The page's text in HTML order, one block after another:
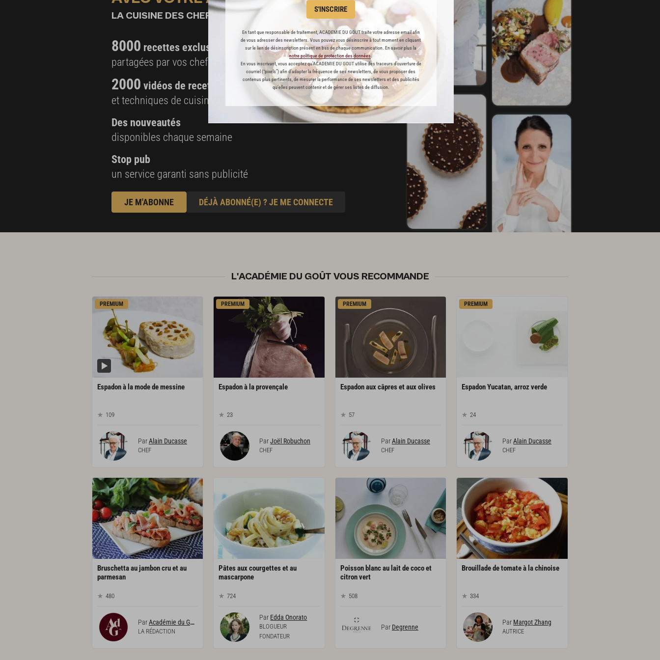
S'INSCRIRE
En tant que responsable de traitement, ACADEMIE DU GOUT traite votre adresse email afin
de vous adresser des newsletters. Vous pouvez vous désinscrire à tout moment en cliquant
sur le lien de désinscription présent en bas de chaque communication. En savoir plus la
notre politique de protection des données.
En vous inscrivant, vous acceptez qu'ACADEMIE DU GOUT utilise des traceurs d’ouverture de
courriel (“pixels”) afin d’adapter la fréquence de ses newsletters, de vous proposer des
contenus plus pertinents, de mesurer la performance de ses newsletters et des publicités
qu’elles peuvent contenir et de gérer ses listes de diffusion.
LA CUISINE DES CHEFS, ENFIN ACCESSIBLE !
8000 recettes exclusives
partagées par vos chefs préférés
2000 vidéos de recettes
et techniques de cuisine et pâtisserie
Des nouveautés
disponibles chaque semaine
Stop pub
un service garanti sans publicité
JE M'ABONNE DÉJÀ ABONNÉ(E) ? JE ME CONNECTE
L'ACADÉMIE DU GOÛT VOUS RECOMMANDE
PREMIUM
Espadonà lamodedemessine
109
ParAlain Ducasse
CHEF
PREMIUM
Espadonà laprovençale
23
ParJoël Robuchon
CHEF
PREMIUM
Espadonauxcâpresetauxolives
57
ParAlain Ducasse
CHEF
PREMIUM
EspadonYucatan, arrozverde
24
ParAlain Ducasse
CHEF
Bruschetta au jambon cru et au
parmesan
480
ParAcadémie du Goût
LA RÉDACTION
Pâtes aux courgettes et au
mascarpone
724
Par Edda Onorato
BLOGUEUR
FONDATEUR
Poisson blanc au lait de coco et
citron vert
508
Par Degrenne
Brouilladedetomateà lachinoise
334
Par Margot Zhang
AUTRICE